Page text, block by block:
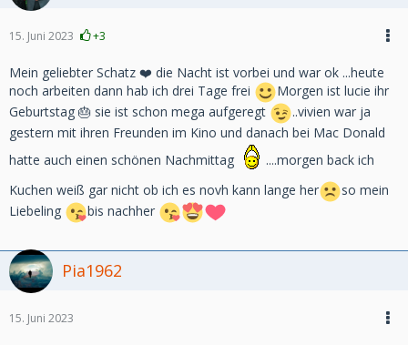
15. Juni 2023 +3
Mein geliebter Schatz ❤️ die Nacht ist vorbei und war ok ...heute
noch arbeiten dann hab ich drei Tage frei
Morgen ist lucie ihr
Geburtstag 🎂 sie ist schon mega aufgeregt
..vivien war ja
gestern mit ihren Freunden im Kino und danach bei Mac Donald
hatte auch einen schönen Nachmittag
....morgen back ich
Kuchen weiß gar nicht ob ich es novh kann lange her
so mein
Liebeling
bis nachher
Pia1962
15. Juni 2023